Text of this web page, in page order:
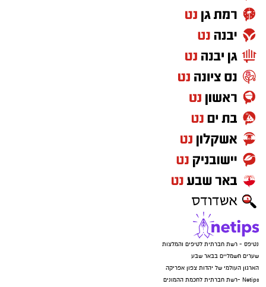
נטיפס - רשת חברתית לטיפים והמלצות
שערים חשמליים בבאר שבע
הארגון העולמי של יהדות צפון אפריקה
Netips -רשת חברתית לחכמת ההמונים